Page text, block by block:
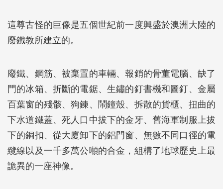
這尊古怪的巨像是五個世紀前一度興盛於澳洲大陸的
廢鐵教所建立的。
廢鐵、鋼筋、被棄置的車輛、報銷的骨董電腦、缺了
門的冰箱、折斷的電鋸、生鏽的釘書機和圖釘、金屬
百葉窗的殘骸、狗鍊、鬧鐘殼、拆散的貨櫃、扭曲的
下水道鐵蓋、死人口中拔下的金牙、舊海軍制服上拔
下的銅扣、從大廈卸下的鋁門窗、無數不同口徑的電
纜線以及一千多萬公噸的合金，組構了地球歷史上最
詭異的一座神像。